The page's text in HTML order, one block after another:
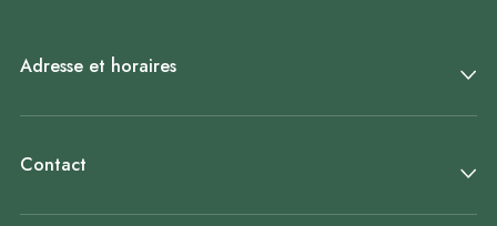
Adresse et horaires
Contact